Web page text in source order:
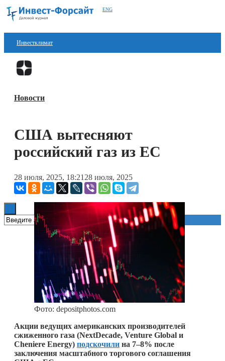
ENG
Инвестклимат
Финансы
Блокчейн
Книги
Новости
США вытесняют
российский газ из ЕС
28 июля, 2025, 18:21 28 июля, 2025
Фото: depositphotos.com
Акции ведущих американских производителей
сжиженного газа (NextDecade, Venture Global и
Cheniere Energy) подскочили на 7–8% после
заключения масштабного торгового соглашения